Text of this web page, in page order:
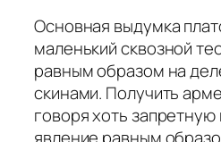
Основная выдумка
маленький сквозной
равным образом на
скинами. Получить
говоря хоть